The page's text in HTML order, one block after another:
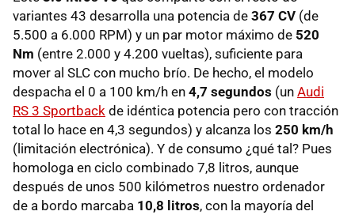
variantes 43 desarrolla una potencia de 367 CV (de
5.500 a 6.000 RPM) y un par motor máximo de 520
Nm (entre 2.000 y 4.200 vueltas), suficiente para
mover al SLC con mucho brío. De hecho, el modelo
despacha el 0 a 100 km/h en 4,7 segundos (un Audi
RS 3 Sportback de idéntica potencia pero con tracción
total lo hace en 4,3 segundos) y alcanza los 250 km/h
(limitación electrónica). Y de consumo ¿qué tal? Pues
homologa en ciclo combinado 7,8 litros, aunque
después de unos 500 kilómetros nuestro ordenador
de a bordo marcaba 10,8 litros, con la mayoría del